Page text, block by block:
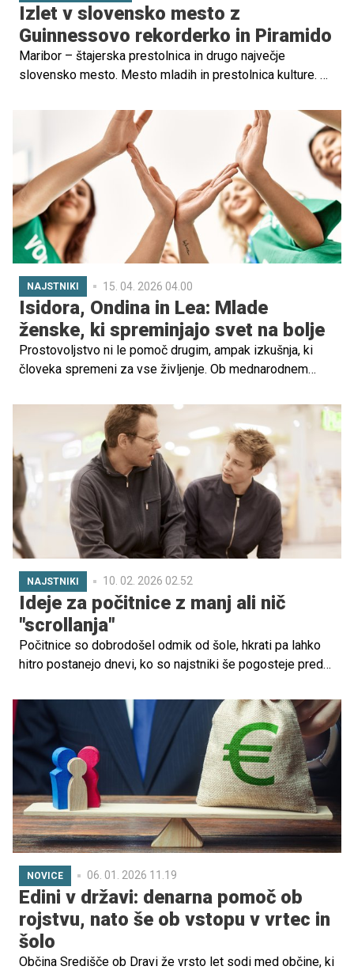
Izlet v slovensko mesto z
Guinnessovo rekorderko in Piramido
Maribor – štajerska prestolnica in drugo največje
slovensko mesto. Mesto mladih in prestolnica kulture. V
na svetu, nad njim se vzpenjata Piramida in Kalvarija. V
njem so slavni trije ribniki in reka Drava, v neposredni
bližini Pohorje. Goreč in zavedni Mariborčan vam bo
povedal, da ste v mestu ponosnih in borbenih ljudi, ki ga
je oblikovala bogata in pestra zgodovina.
NAJSTNIKI 15. 04. 2026 04.00
Isidora, Ondina in Lea: Mlade
ženske, ki spreminjajo svet na bolje
Prostovoljstvo ni le pomoč drugim, ampak izkušnja, ki
človeka spremeni za vse življenje. Ob mednarodnem
svetovalka na TOM telefonu spregovorile o trenutkih, ki
so jih ganili, jim odprli oči in jim pokazali, kako veliko
lahko pomeni, da nekomu stojiš ob strani.
NAJSTNIKI 10. 02. 2026 02.52
Ideje za počitnice z manj ali nič
"scrollanja"
Počitnice so dobrodošel odmik od šole, hkrati pa lahko
hitro postanejo dnevi, ko so najstniki še pogosteje pred
NOVICE 06. 01. 2026 11.19
Edini v državi: denarna pomoč ob
rojstvu, nato še ob vstopu v vrtec in
šolo
Občina Središče ob Dravi že vrsto let sodi med občine, ki